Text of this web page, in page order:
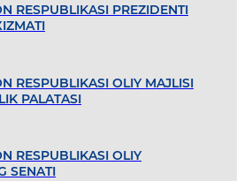
RESPUBLIKASI PREZIDENTI
RESPUBLIKASI OLIY MAJLISI
PALATASI
RESPUBLIKASI OLIY
SENATI